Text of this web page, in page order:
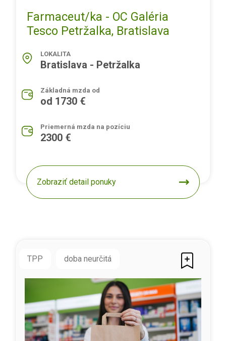
Farmaceut/ka - OC Galéria
Tesco Petržalka, Bratislava
LOKALITA
Bratislava - Petržalka
Základná mzda od
od 1730 €
Priemerná mzda na pozíciu
2300 €
Zobraziť detail ponuky
TPP doba neurčitá